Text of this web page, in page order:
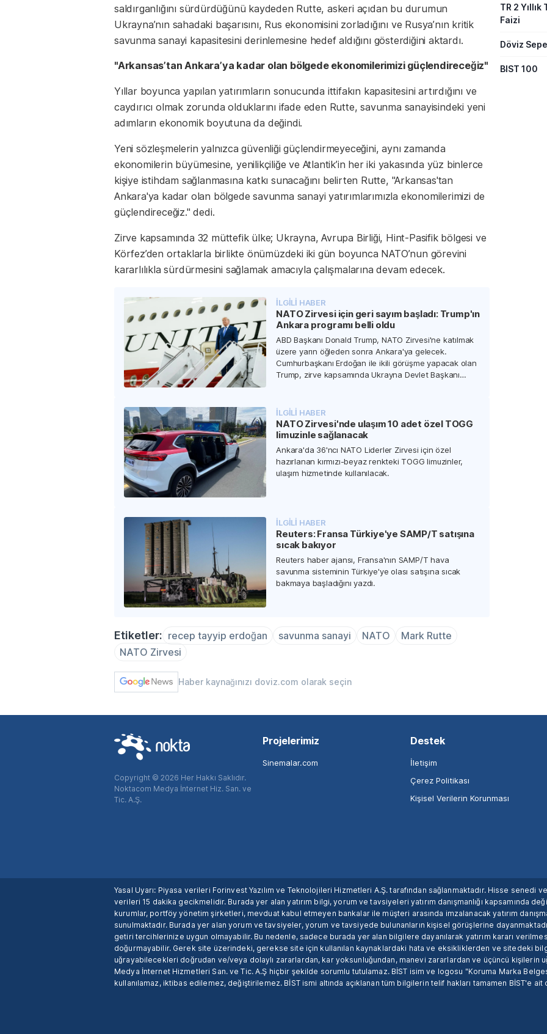
saldırganlığını sürdürdüğünü kaydeden Rutte, askeri açıdan bu durumun
Ukrayna’nın sahadaki başarısını, Rus ekonomisini zorladığını ve Rusya’nın kritik
savunma sanayi kapasitesini derinlemesine hedef aldığını gösterdiğini aktardı.
"Arkansas’tan Ankara’ya kadar olan bölgede ekonomilerimizi güçlendireceğiz"
Yıllar boyunca yapılan yatırımların sonucunda ittifakın kapasitesini artırdığını ve
caydırıcı olmak zorunda olduklarını ifade eden Rutte, savunma sanayisindeki yeni
adımların ekonomik boyutuna da değindi.
Yeni sözleşmelerin yalnızca güvenliği güçlendirmeyeceğini, aynı zamanda
ekonomilerin büyümesine, yenilikçiliğe ve Atlantik’in her iki yakasında yüz binlerce
kişiye istihdam sağlanmasına katkı sunacağını belirten Rutte, "Arkansas'tan
Ankara'ya kadar olan bölgede savunma sanayi yatırımlarımızla ekonomilerimizi de
güçlendireceğiz." dedi.
Zirve kapsamında 32 müttefik ülke; Ukrayna, Avrupa Birliği, Hint-Pasifik bölgesi ve
Körfez’den ortaklarla birlikte önümüzdeki iki gün boyunca NATO’nun görevini
kararlılıkla sürdürmesini sağlamak amacıyla çalışmalarına devam edecek.
İLGİLİ HABER
NATO Zirvesi için geri sayım başladı: Trump'ın
Ankara programı belli oldu
ABD Başkanı Donald Trump, NATO Zirvesi'ne katılmak
üzere yarın öğleden sonra Ankara'ya gelecek.
Cumhurbaşkanı Erdoğan ile ikili görüşme yapacak olan
Trump, zirve kapsamında Ukrayna Devlet Başkanı
İLGİLİ HABER
NATO Zirvesi'nde ulaşım 10 adet özel TOGG
limuzinle sağlanacak
Ankara'da 36'ncı NATO Liderler Zirvesi için özel
hazırlanan kırmızı-beyaz renkteki TOGG limuzinler,
ulaşım hizmetinde kullanılacak.
İLGİLİ HABER
Reuters: Fransa Türkiye'ye SAMP/T satışına
sıcak bakıyor
Reuters haber ajansı, Fransa'nın SAMP/T hava
savunma sisteminin Türkiye'ye olası satışına sıcak
bakmaya başladığını yazdı.
Etiketler: recep tayyip erdoğan savunma sanayi NATO
Mark Rutte
NATO Zirvesi
Haber kaynağınızı doviz.com olarak seçin
TR 2 Yıllık
Faizi
Döviz
BIST 100
Copyright © 2026 Her Hakkı Saklıdır.
Noktacom Medya İnternet Hiz. San. ve
Tic. A.Ş.
Projelerimiz
Sinemalar.com
Destek
İletişim
Çerez Politikası
Kişisel Verilerin Korunması
Yasal Uyarı: Piyasa verileri Forinvest Yazılım ve Teknolojileri Hizmetleri A.Ş. tarafından sağlanmaktadır. Hisse senedi
verileri 15 dakika gecikmelidir. Burada yer alan yatırım bilgi, yorum ve tavsiyeleri yatırım danışmanlığı kapsamında
kurumlar, portföy yönetim şirketleri, mevduat kabul etmeyen bankalar ile müşteri arasında imzalanacak yatırım
sunulmaktadır. Burada yer alan yorum ve tavsiyeler, yorum ve tavsiyede bulunanların kişisel görüşlerine
getiri tercihlerinize uygun olmayabilir. Bu nedenle, sadece burada yer alan bilgilere dayanılarak yatırım kararı
doğurmayabilir. Gerek site üzerindeki, gerekse site için kullanılan kaynaklardaki hata ve eksikliklerden ve sitedeki
uğrayabilecekleri doğrudan ve/veya dolaylı zararlardan, kar yoksunluğundan, manevi zararlardan ve üçüncü kişilerin
Medya İnternet Hizmetleri San. ve Tic. A.Ş hiçbir şekilde sorumlu tutulamaz. BİST isim ve logosu "Koruma Marka
kullanılamaz, iktibas edilemez, değiştirilemez. BİST ismi altında açıklanan tüm bilgilerin telif hakları tamamen BİST'e ait